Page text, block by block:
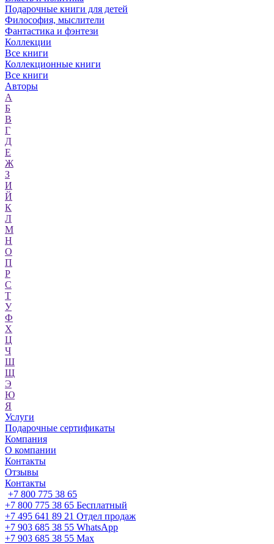
Подарочные книги для детей
Философия, мыслители
Фантастика и фэнтези
Коллекции
Все книги
Коллекционные книги
Все книги
Авторы
А
Б
В
Г
Д
Е
Ж
З
И
Й
К
Л
М
Н
О
П
Р
С
Т
У
Ф
Х
Ц
Ч
Ш
Щ
Э
Ю
Я
Услуги
Подарочные сертификаты
Компания
О компании
Контакты
Отзывы
Контакты
+7 800 775 38 65
+7 800 775 38 65 Бесплатный
+7 495 641 89 21 Отдел продаж
+7 903 685 38 55 WhatsApp
+7 903 685 38 55 Max